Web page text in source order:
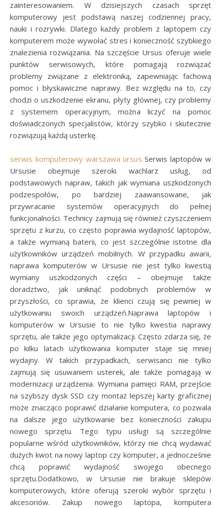
zainteresowaniem. W dzisiejszych czasach sprzęt
komputerowy jest podstawą naszej codziennej pracy,
nauki i rozrywki. Dlatego każdy problem z laptopem czy
komputerem może wywołać stres i konieczność szybkiego
znalezienia rozwiązania. Na szczęście Ursus oferuje wiele
punktów serwisowych, które pomagają rozwiązać
problemy związane z elektroniką, zapewniając fachową
pomoc i błyskawiczne naprawy. Bez względu na to, czy
chodzi o uszkodzenie ekranu, płyty głównej, czy problemy
z systemem operacyjnym, można liczyć na pomoc
doświadczonych specjalistów, którzy szybko i skutecznie
rozwiązują każdą usterkę.
serwis komputerowy warszawa ursus Serwis laptopów w
Ursusie obejmuje szeroki wachlarz usług, od
podstawowych napraw, takich jak wymiana uszkodzonych
podzespołów, po bardziej zaawansowane, jak
przywracanie systemów operacyjnych do pełnej
funkcjonalności. Technicy zajmują się również czyszczeniem
sprzętu z kurzu, co często poprawia wydajność laptopów,
a także wymianą baterii, co jest szczególnie istotne dla
użytkowników urządzeń mobilnych. W przypadku awarii,
naprawa komputerów w Ursusie nie jest tylko kwestią
wymiany uszkodzonych części – obejmuje także
doradztwo, jak uniknąć podobnych problemów w
przyszłości, co sprawia, że klienci czują się pewniej w
użytkowaniu swoich urządzeń.Naprawa laptopów i
komputerów w Ursusie to nie tylko kwestia naprawy
sprzętu, ale także jego optymalizacji. Często zdarza się, że
po kilku latach użytkowania komputer staje się mniej
wydajny. W takich przypadkach, serwisanci nie tylko
zajmują się usuwaniem usterek, ale także pomagają w
modernizacji urządzenia. Wymiana pamięci RAM, przejście
na szybszy dysk SSD czy montaż lepszej karty graficznej
może znacząco poprawić działanie komputera, co pozwala
na dalsze jego użytkowanie bez konieczności zakupu
nowego sprzętu. Tego typu usługi są szczególnie
popularne wśród użytkowników, którzy nie chcą wydawać
dużych kwot na nowy laptop czy komputer, a jednocześnie
chcą poprawić wydajność swojego obecnego
sprzętu.Dodatkowo, w Ursusie nie brakuje sklepów
komputerowych, które oferują szeroki wybór sprzętu i
akcesoriów. Zakup nowego laptopa, komputera